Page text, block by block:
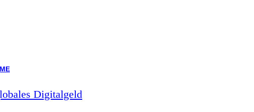
Digitalgeld